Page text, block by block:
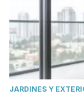
JARDINES Y